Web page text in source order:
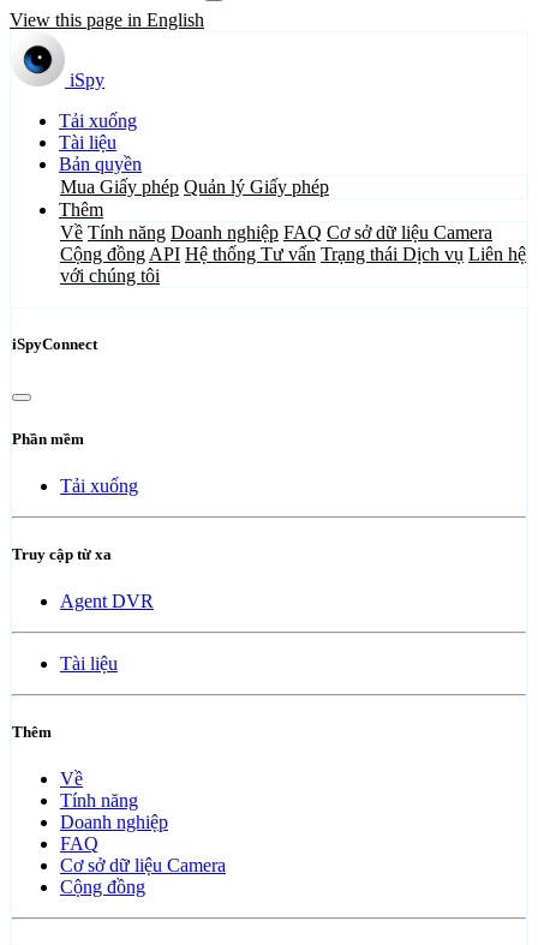
View this page in English
iSpy
Tải xuống
Tài liệu
Bản quyền
Mua Giấy phép Quản lý Giấy phép
Thêm
Về Tính năng Doanh nghiệp FAQ Cơ sở dữ liệu Camera
Cộng đồng API Hệ thống Tư vấn Trạng thái Dịch vụ Liên hệ
với chúng tôi
iSpyConnect
Phần mềm
Tải xuống
Truy cập từ xa
Agent DVR
Tài liệu
Thêm
Về
Tính năng
Doanh nghiệp
FAQ
Cơ sở dữ liệu Camera
Cộng đồng